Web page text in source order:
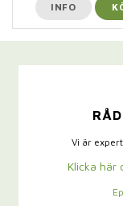
INFO
Vi är
Klicka här